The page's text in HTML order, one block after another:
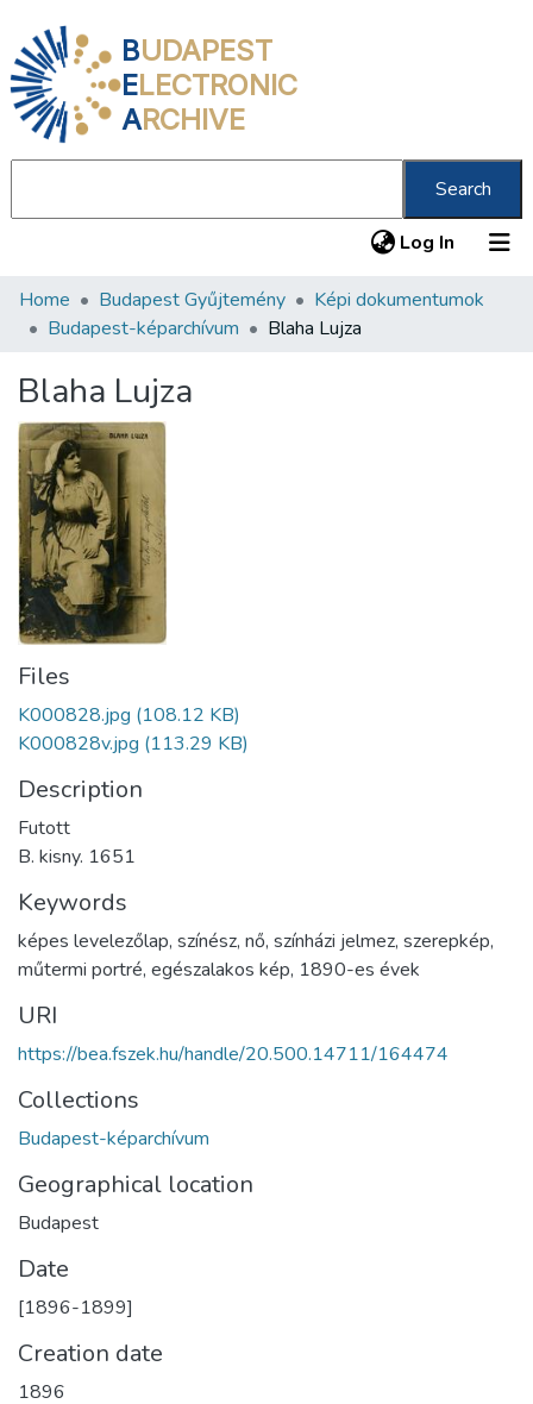
BUDAPEST
ELECTRONIC
ARCHIVE
Search
Log In (current)
Communities & Collections
Statistics
About us
Home Budapest Gyűjtemény
Képi dokumentumok
Budapest-képarchívum
Blaha Lujza
Blaha Lujza
Files
K000828.jpg (108.12 KB)
K000828v.jpg (113.29 KB)
Description
Futott
B. kisny. 1651
Keywords
képes levelezőlap, színész, nő, színházi jelmez, szerepkép,
műtermi portré, egészalakos kép, 1890-es évek
URI
https://bea.fszek.hu/handle/20.500.14711/164474
Collections
Budapest-képarchívum
Geographical location
Budapest
Date
[1896-1899]
Creation date
1896